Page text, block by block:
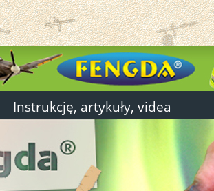
Instrukcję, artykuły, videa